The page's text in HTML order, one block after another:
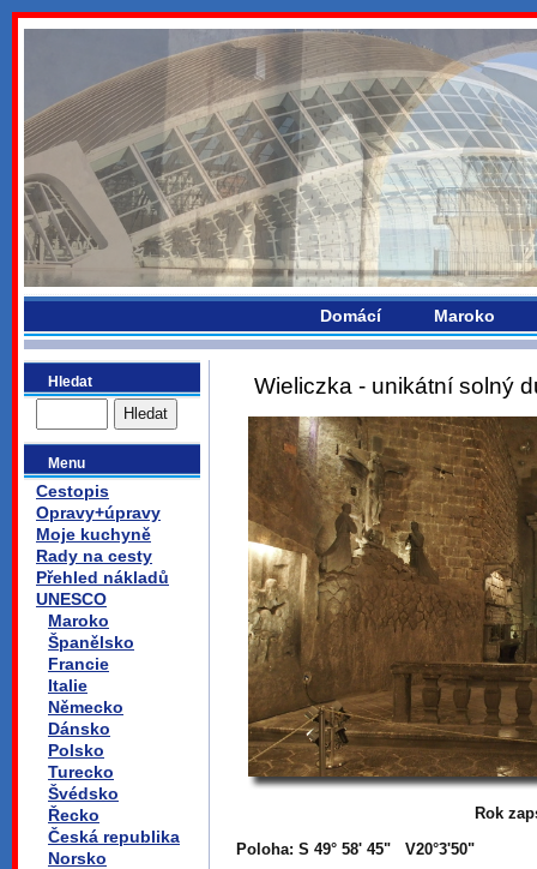
bydlikemevropou.com
Domácí Maroko
Hledat
Menu
Cestopis
Opravy+úpravy
Moje kuchyně
Rady na cesty
Přehled nákladů
UNESCO
Maroko
Španělsko
Francie
Italie
Německo
Dánsko
Polsko
Turecko
Švédsko
Řecko
Česká republika
Norsko
Wieliczka - unikátní solný
Rok
Poloha: S 49° 58' 45" V20°3'50"